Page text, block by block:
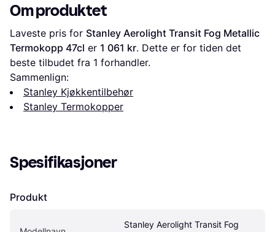
Om produktet
Laveste pris for Stanley Aerolight Transit Fog Metallic
Termokopp 47cl er 1 061 kr. Dette er for tiden det
beste tilbudet fra 1 forhandler.
Sammenlign:
Stanley Kjøkkentilbehør
Stanley Termokopper
Spesifikasjoner
Produkt
Stanley Aerolight Transit Fog